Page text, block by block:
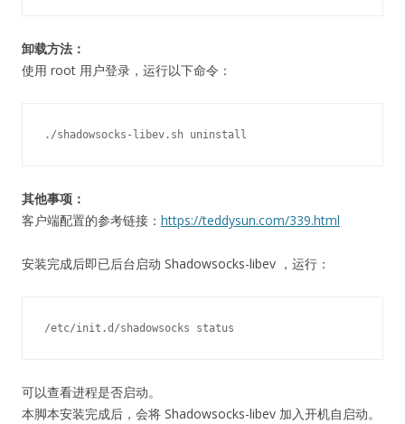
卸载方法：
使用 root 用户登录，运行以下命令：
./shadowsocks-libev.sh uninstall
其他事项：
客户端配置的参考链接： https://teddysun.com/339.html
安装完成后即已后台启动 Shadowsocks-libev ，运行：
/etc/init.d/shadowsocks status
可以查看进程是否启动。
本脚本安装完成后，会将 Shadowsocks-libev 加入开机自启动。